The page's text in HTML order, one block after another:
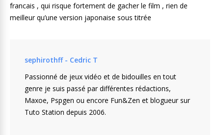
francais , qui risque fortement de gacher le film , rien de
meilleur qu’une version japonaise sous titrée
sephirothff - Cedric T
Passionné de jeux vidéo et de bidouilles en tout
genre je suis passé par différentes rédactions,
Maxoe, Pspgen ou encore Fun&Zen et blogueur sur
Tuto Station depuis 2006.